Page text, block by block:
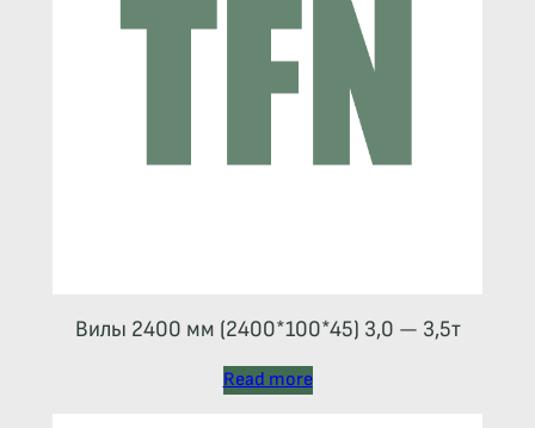
Вилы 2400 мм (2400*100*45) 3,0 — 3,5т
Read more